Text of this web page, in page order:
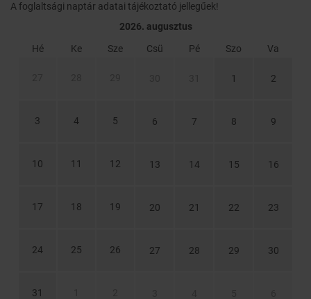
A foglaltsági naptár adatai tájékoztató jellegűek!
2026. augusztus
Hé
Ke Sze Csü Pé Szo Va
1 2
3 4 5 6 7 8 9
10 11 12 13 14 15 16
17 18 19 20 21 22 23
24 25 26 27 28 29 30
31